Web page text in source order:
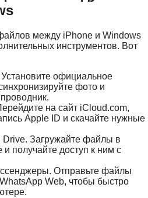
между iPhone и Windows
инструментов. Вот
официальное
фото и
на сайт iCloud.com,
Apple ID и скачайте нужные
Drive. Загружайте файлы в
получайте доступ к ним с
Отправьте файлы
Web, чтобы быстро